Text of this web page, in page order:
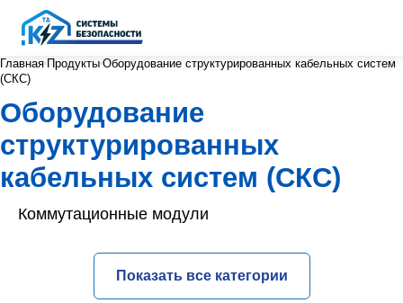
Главная Продукты Оборудование структурированных кабельных систем
(СКС)
Оборудование
структурированных
кабельных систем (СКС)
Коммутационные модули
Показать все категории